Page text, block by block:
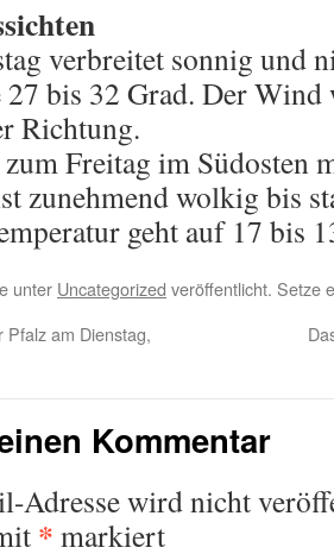
verbreitet sonnig und
bis 32 Grad. Der Wind
Richtung.
Freitag im Südosten
zunehmend wolkig bis
geht auf 17 bis
unter Uncategorized veröffentlicht. Setze
Pfalz am Dienstag,
Kommentar
Adresse wird nicht
* markiert